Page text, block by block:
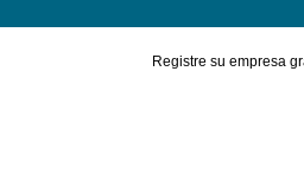
Registre su empresa